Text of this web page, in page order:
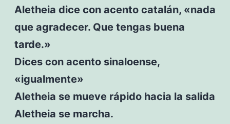
Aletheia dice con acento catalán, «nada
que agradecer. Que tengas buena
tarde.»
Dices con acento sinaloense,
«igualmente»
Aletheia se mueve rápido hacia la salida
Aletheia se marcha.